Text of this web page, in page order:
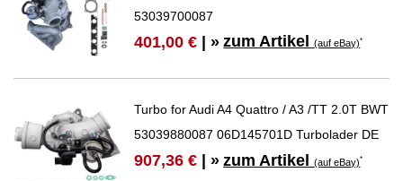
53039700087
401,00 € | » zum Artikel(auf eBay)*
Turbo for Audi A4 Quattro / A3 /TT 2.0T BWT
53039880087 06D145701D Turbolader DE
907,36 € | » zum Artikel(auf eBay)*